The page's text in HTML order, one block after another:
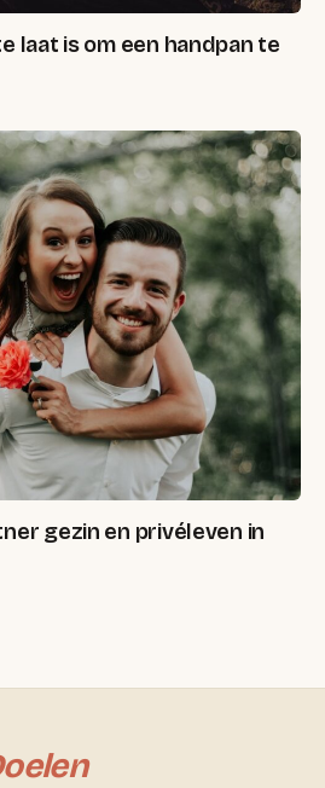
laat is om een handpan te
gezin en privéleven in